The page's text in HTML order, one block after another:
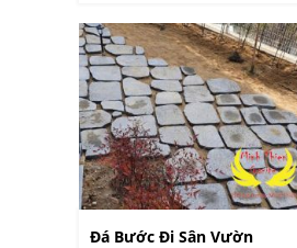
Đá Bước Đi Sân Vườn